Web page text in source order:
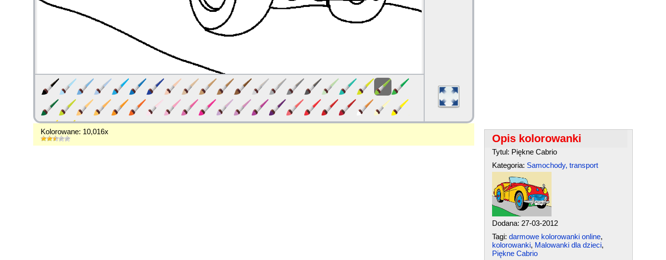
Kolorowane: 10,016x
Opis kolorowanki
Tytul: Piękne Cabrio
Kategoria: Samochody, transport
Dodana: 27-03-2012
Tagi: darmowe kolorowanki online,
kolorowanki, Malowanki dla dzieci,
Piękne Cabrio